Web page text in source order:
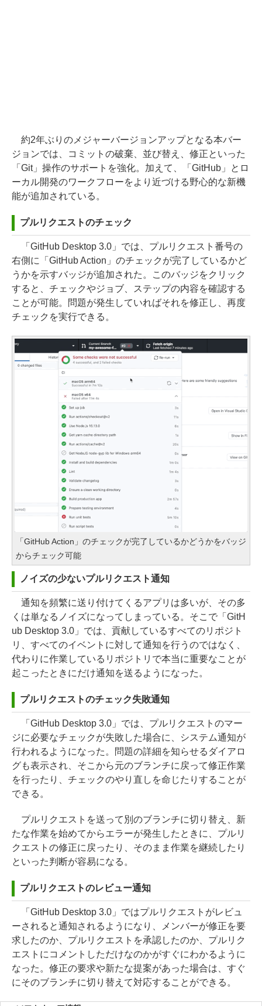
約2年ぶりのメジャーバージョンアップとなる本バー
ジョンでは、コミットの破棄、並び替え、修正といった
「Git」操作のサポートを強化。加えて、「GitHub」とロ
ーカル開発のワークフローをより近づける野心的な新機
能が追加されている。
プルリクエストのチェック
「GitHub Desktop 3.0」では、プルリクエスト番号の
右側に「GitHub Action」のチェックが完了しているかど
うかを示すバッジが追加された。このバッジをクリック
すると、チェックやジョブ、ステップの内容を確認する
ことが可能。問題が発生していればそれを修正し、再度
チェックを実行できる。
「GitHub Action」のチェックが完了しているかどうかをバッジ
からチェック可能
ノイズの少ないプルリクエスト通知
通知を頻繁に送り付けてくるアプリは多いが、その多
くは単なるノイズになってしまっている。そこで「GitH
ub Desktop 3.0」では、貢献しているすべてのリポジト
リ、すべてのイベントに対して通知を行うのではなく、
代わりに作業しているリポジトリで本当に重要なことが
起こったときにだけ通知を送るようになった。
プルリクエストのチェック失敗通知
「GitHub Desktop 3.0」では、プルリクエストのマー
ジに必要なチェックが失敗した場合に、システム通知が
行われるようになった。問題の詳細を知らせるダイアロ
グも表示され、そこから元のブランチに戻って修正作業
を行ったり、チェックのやり直しを命じたりすることが
できる。
プルリクエストを送って別のブランチに切り替え、新
たな作業を始めてからエラーが発生したときに、プルリ
クエストの修正に戻ったり、そのまま作業を継続したり
といった判断が容易になる。
プルリクエストのレビュー通知
「GitHub Desktop 3.0」ではプルリクエストがレビュ
ーされると通知されるようになり、メンバーが修正を要
求したのか、プルリクエストを承認したのか、プルリク
エストにコメントしただけなのかがすぐにわかるように
なった。修正の要求や新たな提案があった場合は、すぐ
にそのブランチに切り替えて対応することができる。